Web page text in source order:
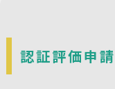
認証評価申